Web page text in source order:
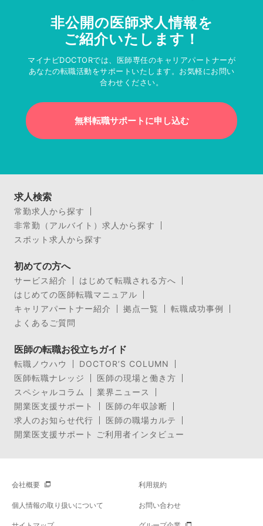
非公開の医師求人情報を
ご紹介いたします！
マイナビDOCTORでは、医師専任のキャリアパートナーが
あなたの転職活動をサポートいたします。お気軽にお問い
合わせください。
無料転職サポートに申し込む
求人検索
常勤求人から探す
非常勤（アルバイト）求人から探す
スポット求人から探す
初めての方へ
サービス紹介
はじめて転職される方へ
はじめての医師転職マニュアル
キャリアパートナー紹介
拠点一覧
転職成功事例
よくあるご質問
医師の転職お役立ちガイド
転職ノウハウ
DOCTOR’S COLUMN
医師転職ナレッジ
医師の現場と働き方
スペシャルコラム
業界ニュース
開業医支援サポート
医師の年収診断
求人のお知らせ代行
医師の職場カルテ
開業医支援サポート ご利用者インタビュー
会社概要 利用規約
個人情報の取り扱いについて お問い合わせ